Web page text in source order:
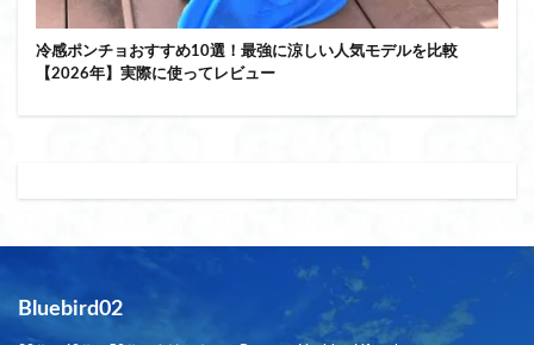
冷感ポンチョおすすめ10選！最強に涼しい人気モデルを比較
【2026年】実際に使ってレビュー
Bluebird02